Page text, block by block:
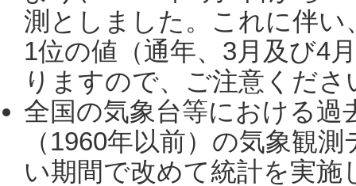
測としました。これに伴い
1位の値（通年、3月及び4
りますので、ご注意くだ
全国の気象台等における過
（1960年以前）の気象観
い期間で改めて統計を実